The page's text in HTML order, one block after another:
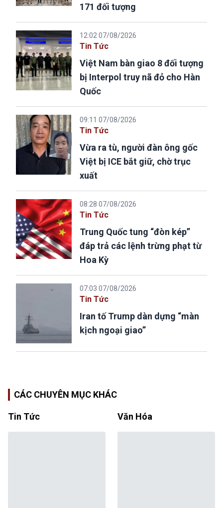
171 đối tượng
12:02 07/08/2026
Tin Tức
Việt Nam bàn giao 8 đối tượng
bị Interpol truy nã đỏ cho Hàn
Quốc
09:11 07/08/2026
Tin Tức
Vừa ra tù, người đàn ông gốc
Việt bị ICE bắt giữ, chờ trục
xuất
08:28 07/08/2026
Tin Tức
Trung Quốc tung “đòn kép”
đáp trả các lệnh trừng phạt từ
Hoa Kỳ
07:03 07/08/2026
Tin Tức
Iran tố Trump dàn dựng “màn
kịch ngoại giao”
CÁC CHUYÊN MỤC KHÁC
Tin Tức Văn Hóa